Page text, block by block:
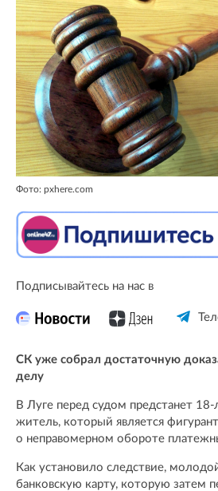
Фото: pxhere.com
Подписывайтесь на нас в
СК уже собрал достаточную
делу
В Луге перед судом предстанет
житель, который является
о неправомерном обороте
Как установило следствие,
банковскую карту, которую затем